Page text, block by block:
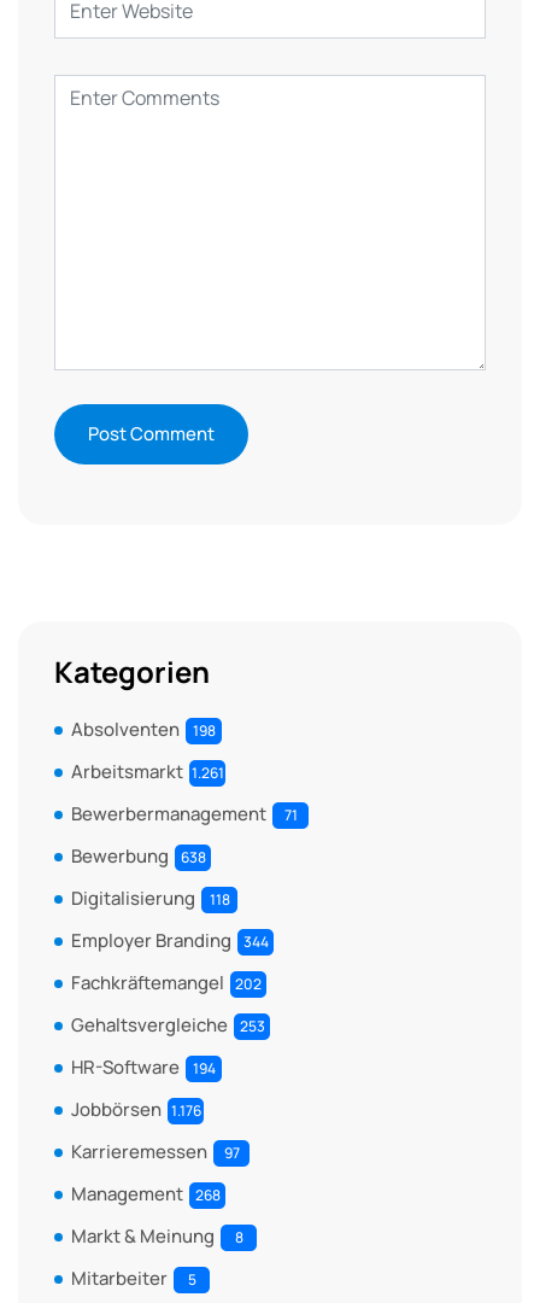
Kategorien
Absolventen 198
Arbeitsmarkt 1.261
Bewerbermanagement 71
Bewerbung 638
Digitalisierung 118
Employer Branding 344
Fachkräftemangel 202
Gehaltsvergleiche 253
HR-Software 194
Jobbörsen 1.176
Karrieremessen 97
Management 268
Markt & Meinung 8
Mitarbeiter 5